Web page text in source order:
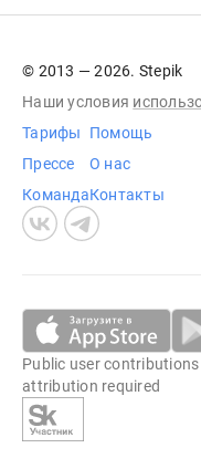
© 2013 — 2026. Stepik
Наши условия
Тарифы
Прессе
Команда
Помощь
О нас
Контакты
Public user
attribution required